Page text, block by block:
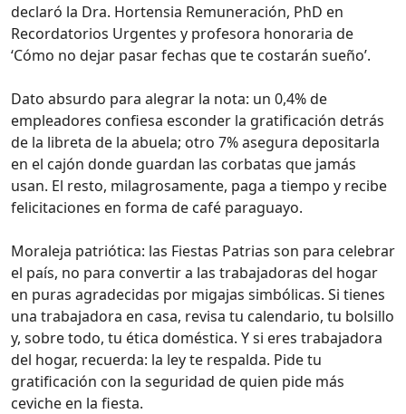
declaró la Dra. Hortensia Remuneración, PhD en
Recordatorios Urgentes y profesora honoraria de
‘Cómo no dejar pasar fechas que te costarán sueño’.
Dato absurdo para alegrar la nota: un 0,4% de
empleadores confiesa esconder la gratificación detrás
de la libreta de la abuela; otro 7% asegura depositarla
en el cajón donde guardan las corbatas que jamás
usan. El resto, milagrosamente, paga a tiempo y recibe
felicitaciones en forma de café paraguayo.
Moraleja patriótica: las Fiestas Patrias son para celebrar
el país, no para convertir a las trabajadoras del hogar
en puras agradecidas por migajas simbólicas. Si tienes
una trabajadora en casa, revisa tu calendario, tu bolsillo
y, sobre todo, tu ética doméstica. Y si eres trabajadora
del hogar, recuerda: la ley te respalda. Pide tu
gratificación con la seguridad de quien pide más
ceviche en la fiesta.